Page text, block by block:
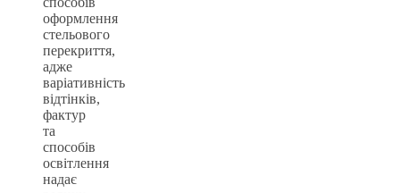
оформлення
стельового
перекриття,
адже
варіативність
відтінків,
фактур
та
способів
освітлення
надає